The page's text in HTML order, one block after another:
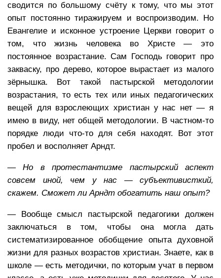
сводится по большому счёту к тому, что мы этот
опыт постоянно тиражируем и воспроизводим. Но
Евангелие и исконное устроение Церкви говорит о
том, что жизнь человека во Христе — это
постоянное возрастание. Сам Господь говорит про
закваску, про дерево, которое вырастает из малого
зёрнышка. Вот такой пастырской методологии
возрастания, то есть тех или иных педагогических
вещей для взрослеющих христиан у нас нет — я
имею в виду, нет общей методологии. В частном-то
порядке люди что-то для себя находят. Вот этот
пробел и восполняет Арндт.
— Но в протестантизме пастырский аспект
совсем иной, чем у нас — субъективисткий,
скажем. Сможет ли Арндт обогатить наш опыт?
— Вообще смысл пастырской педагогики должен
заключаться в том, чтобы она могла дать
систематизированное обобщение опыта духовной
жизни для разных возрастов христиан. Знаете, как в
школе — есть методички, по которым учат в первом